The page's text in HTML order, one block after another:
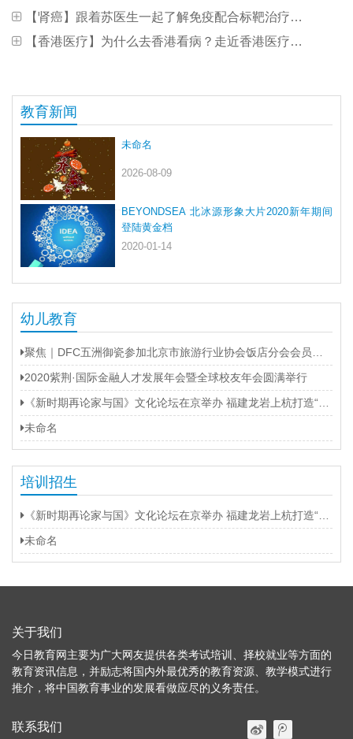
【肾癌】跟着苏医生一起了解免疫配合标靶治疗肾癌
【香港医疗】为什么去香港看病？走近香港医疗产业
教育新闻
未命名
2026-08-09
BEYONDSEA 北冰源形象大片2020新年期间
登陆黄金档
2020-01-14
幼儿教育
聚焦｜DFC五洲御瓷参加北京市旅游行业协会饭店分会会员大会
2020紫荆·国际金融人才发展年会暨全球校友年会圆满举行
《新时期再论家与国》文化论坛在京举办 福建龙岩上杭打造“第二名片”
未命名
培训招生
《新时期再论家与国》文化论坛在京举办 福建龙岩上杭打造“第二名片”
未命名
关于我们
今日教育网主要为广大网友提供各类考试培训、择校就业等方面的
教育资讯信息，并励志将国内外最优秀的教育资源、教学模式进行
推介，将中国教育事业的发展看做应尽的义务责任。
联系我们